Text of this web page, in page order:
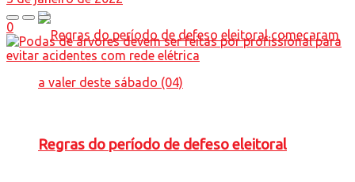
Regras do período de defeso eleitoral
0